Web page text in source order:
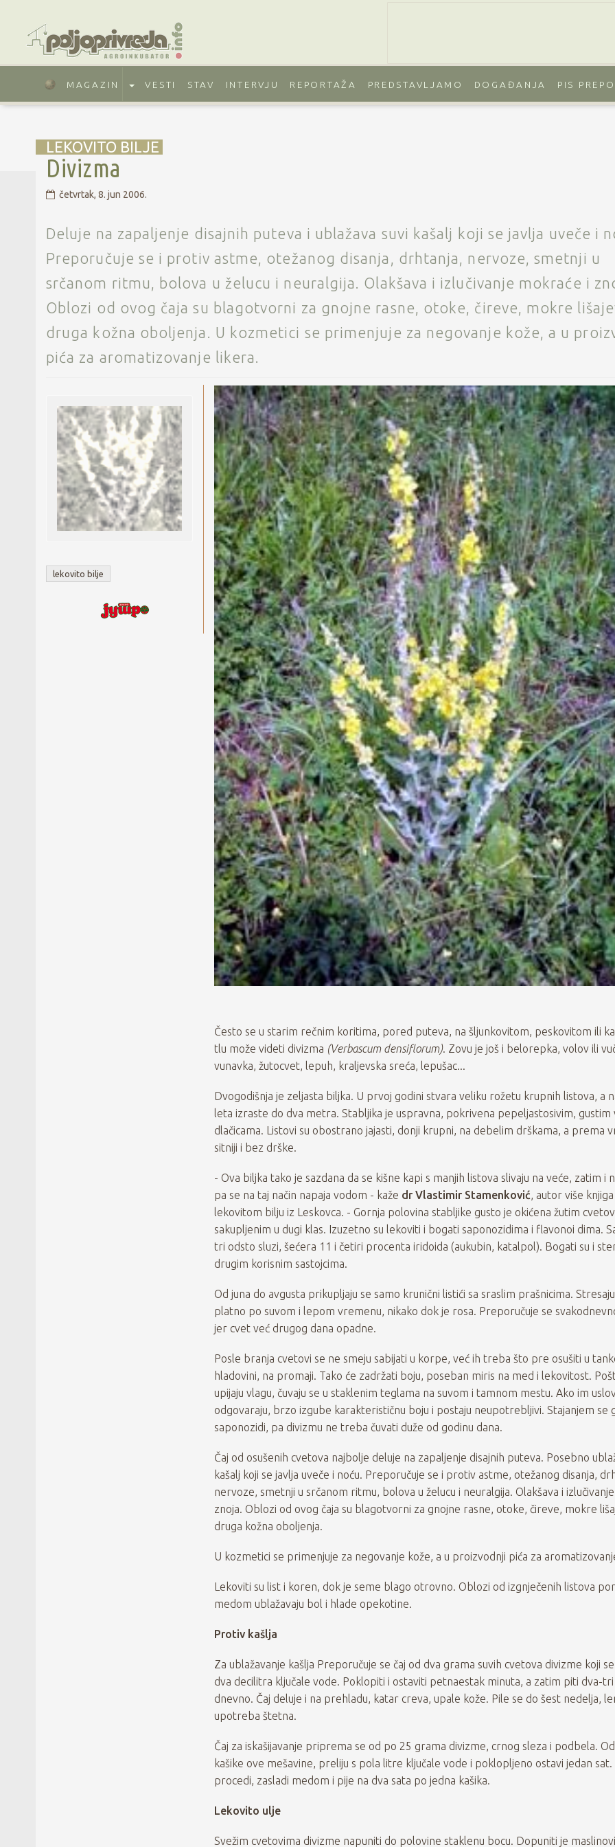
MAGAZIN VESTI STAV INTERVJU REPORTAŽA PREDSTAVLJAMO DOGAĐANJA PIS
LEKOVITO BILJE
Divizma
četvrtak, 8. jun 2006.
Deluje na zapaljenje disajnih puteva i ublažava suvi kašalj koji se javlja uveče i
Preporučuje se i protiv astme, otežanog disanja, drhtanja, nervoze, smetnji u
srčanom ritmu, bolova u želucu i neuralgija. Olakšava i izlučivanje mokraće i
Oblozi od ovog čaja su blagotvorni za gnojne rasne, otoke, čireve, mokre
druga kožna oboljenja. U kozmetici se primenjuje za negovanje kože, a u
pića za aromatizovanje likera.
Često se u starim rečnim koritima, pored puteva, na šljunkovitom, peskovitom ili
tlu može videti divizma (Verbascum densiflorum). Zovu je još i belorepka, volov ili
vunavka, žutocvet, lepuh, kraljevska sreća, lepušac...
Dvogodišnja je zeljasta biljka. U prvoj godini stvara veliku rožetu krupnih listova, a
leta izraste do dva metra. Stabljika je uspravna, pokrivena pepeljastosivim, gustim
dlačicama. Listovi su obostrano jajasti, donji krupni, na debelim drškama, a prema
sitniji i bez drške.
- Ova biljka tako je sazdana da se kišne kapi s manjih listova slivaju na veće, zatim i
pa se na taj način napaja vodom - kaže dr Vlastimir Stamenković, autor više
lekovitom bilju iz Leskovca. - Gornja polovina stabljike gusto je okićena žutim
sakupljenim u dugi klas. Izuzetno su lekoviti i bogati saponozidima i flavonoi dima.
tri odsto sluzi, šećera 11 i četiri procenta iridoida (aukubin, katalpol). Bogati su i
drugim korisnim sastojcima.
Od juna do avgusta prikupljaju se samo krunični listići sa sraslim prašnicima.
platno po suvom i lepom vremenu, nikako dok je rosa. Preporučuje se
jer cvet već drugog dana opadne.
Posle branja cvetovi se ne smeju sabijati u korpe, već ih treba što pre osušiti u
hladovini, na promaji. Tako će zadržati boju, poseban miris na med i lekovitost.
upijaju vlagu, čuvaju se u staklenim teglama na suvom i tamnom mestu. Ako im
odgovaraju, brzo izgube karakterističnu boju i postaju neupotrebljivi. Stajanjem se
saponozidi, pa divizmu ne treba čuvati duže od godinu dana.
Čaj od osušenih cvetova najbolje deluje na zapaljenje disajnih puteva. Posebno
kašalj koji se javlja uveče i noću. Preporučuje se i protiv astme, otežanog disanja,
nervoze, smetnji u srčanom ritmu, bolova u želucu i neuralgija. Olakšava i
znoja. Oblozi od ovog čaja su blagotvorni za gnojne rasne, otoke, čireve, mokre
druga kožna oboljenja.
U kozmetici se primenjuje za negovanje kože, a u proizvodnji pića za
Lekoviti su list i koren, dok je seme blago otrovno. Oblozi od izgnječenih listova
medom ublažavaju bol i hlade opekotine.
Protiv kašlja
Za ublažavanje kašlja Preporučuje se čaj od dva grama suvih cvetova divizme koji
dva decilitra ključale vode. Poklopiti i ostaviti petnaestak minuta, a zatim piti dva-
dnevno. Čaj deluje i na prehladu, katar creva, upale kože. Pile se do šest nedelja,
upotreba štetna.
Čaj za iskašijavanje priprema se od po 25 grama divizme, crnog sleza i podbela.
kašike ove mešavine, preliju s pola litre ključale vode i poklopljeno ostavi jedan sat.
procedi, zasladi medom i pije na dva sata po jedna kašika.
Lekovito ulje
Svežim cvetovima divizme napuniti do polovine staklenu bocu. Dopuniti je
lekovito bilje